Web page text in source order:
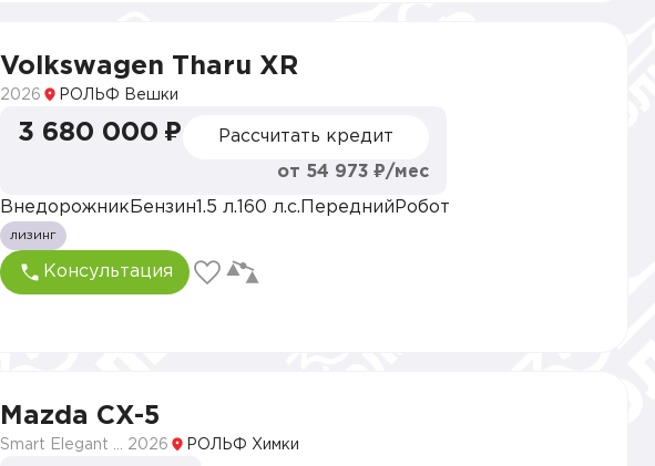
Volkswagen Tharu XR
2026 РОЛЬФ Вешки
3 680 000 ₽ Рассчитать кредит
от 54 973 ₽/мес
Внедорожник Бензин 1.5 л. 160 л.с. Передний Робот
лизинг
Консультация
Mazda CX-5
2026 РОЛЬФ Химки